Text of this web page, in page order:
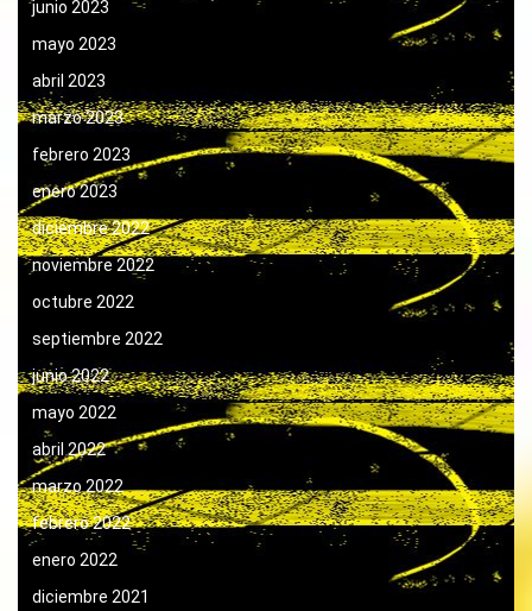
junio 2023
mayo 2023
abril 2023
marzo 2023
febrero 2023
enero 2023
diciembre 2022
noviembre 2022
octubre 2022
septiembre 2022
junio 2022
mayo 2022
abril 2022
marzo 2022
febrero 2022
enero 2022
diciembre 2021